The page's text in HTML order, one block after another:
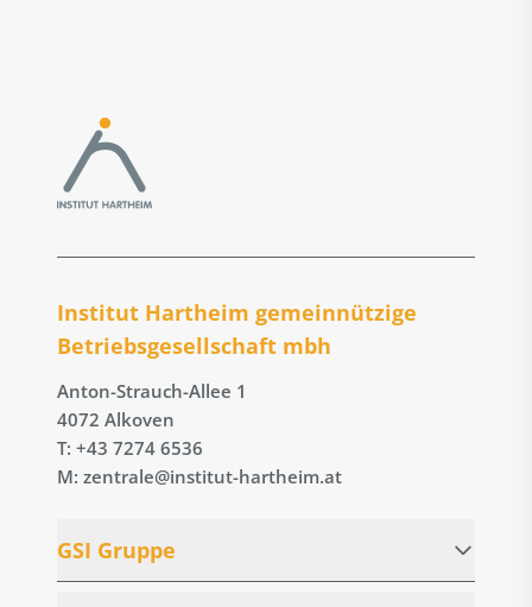
Institut Hartheim gemeinnützige
Betriebs­gesellschaft mbh
Anton-Strauch-Allee 1
4072 Alkoven
T: +43 7274 6536
M: zentrale@institut-hartheim.at
GSI Gruppe